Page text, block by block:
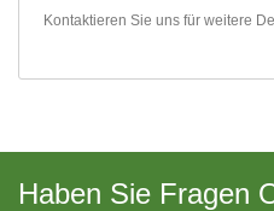
Kontaktieren Sie uns für weitere
Haben Sie Fragen